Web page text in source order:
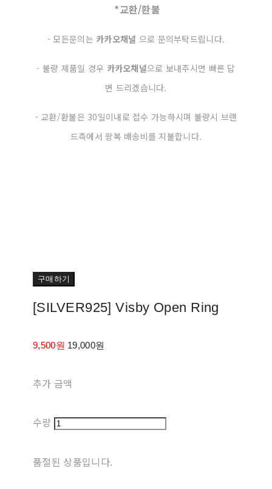
*교환/환불
- 모든문의는 카카오채널 으로 문의부탁드립니다.
- 불량 제품일 경우 카카오채널으로 보내주시면 빠른 답
변 드리겠습니다.
- 교환/환불은 30일이내로 접수 가능하시며 불량시 브랜
드측에서 왕복 배송비를 지불합니다.
구매하기
[SILVER925] Visby Open Ring
9,500원 19,000원
추가 금액
수량
품절된 상품입니다.